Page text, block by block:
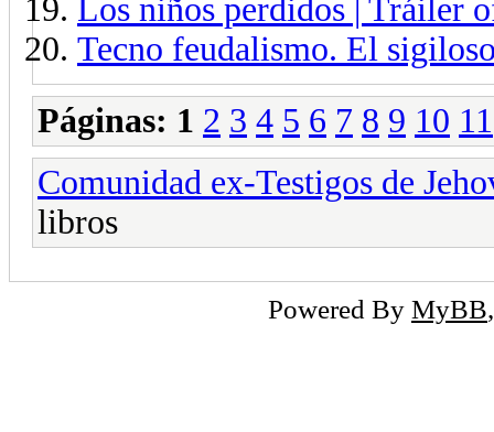
Los niños perdidos | Tráiler
Tecno feudalismo. El
Páginas: 1 2 3 4 5 6 7 8 9 10 11
Comunidad ex-Testigos de
libros
Powered By MyBB